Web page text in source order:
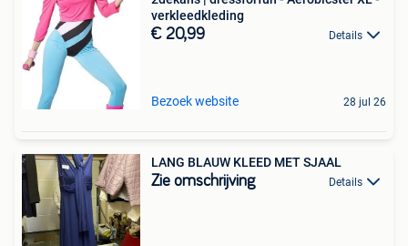
verkleedkleding
€ 20,99 Details
Bezoek website 28 jul 26
LANG BLAUW KLEED MET SJAAL
Zie omschrijving Details